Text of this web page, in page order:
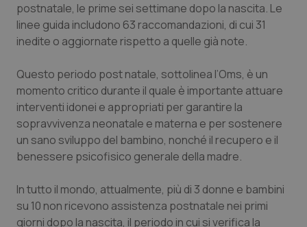
Lazio
Liguria
Lombardia
Marche
Molise
Piemonte
Diabete & glucometri
Disturbi dell’umore
Dolore
Donna & Salute
Epatiti
HIV
postnatale, le prime sei settimane dopo la nascita. Le
linee guida includono 63 raccomandazioni, di cui 31
inedite o aggiornate rispetto a quelle già note.
Questo periodo post natale, sottolinea l’Oms, è un
momento critico durante il quale è importante attuare
interventi idonei e appropriati per garantire la
sopravvivenza neonatale e materna e per sostenere
un sano sviluppo del bambino, nonché il recupero e il
benessere psicofisico generale della madre.
In tutto il mondo, attualmente, più di 3 donne e bambini
su 10 non ricevono assistenza postnatale nei primi
giorni dopo la nascita, il periodo in cui si verifica la